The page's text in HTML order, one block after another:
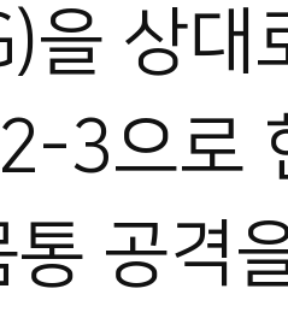
을 상대
3으로
통 공격